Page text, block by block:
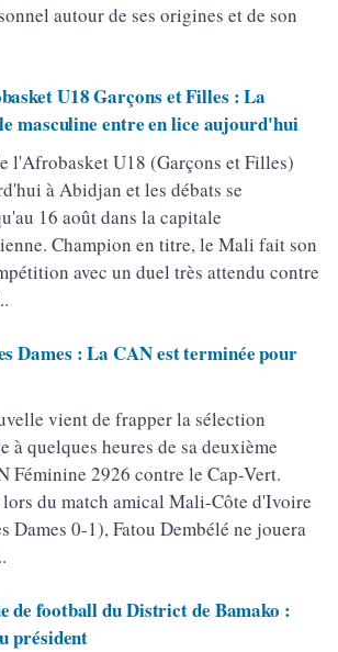
autour de ses origines et de son
U18 Garçons et Filles : La
masculine entre en lice aujourd'hui
l'Afrobasket U18 (Garçons et Filles)
à Abidjan et les débats se
16 août dans la capitale
Champion en titre, le Mali fait son
avec un duel très attendu contre
Dames : La CAN est terminée pour
vient de frapper la sélection
à quelques heures de sa deuxième
Féminine 2926 contre le Cap-Vert.
lors du match amical Mali-Côte d'Ivoire
Dames 0-1), Fatou Dembélé ne jouera
de football du District de Bamako :
président